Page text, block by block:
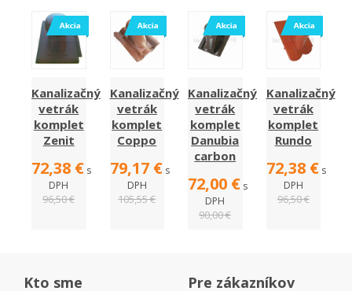
Kanalizačný
vetrák
komplet
Zenit
72,38 € s
DPH
96,50 €
Kanalizačný
vetrák
komplet
Coppo
79,17 € s
DPH
105,55 €
Kanalizačný
vetrák
komplet
Danubia
carbon
72,00 € s
DPH
90,00 €
Kanalizačný
vetrák
komplet
Rundo
72,38 € s
DPH
96,50 €
Kto sme Pre zákazníkov